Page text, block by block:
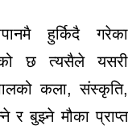
हुर्किदै गरेका
छ त्यसैले यसरी
कला, संस्कृति,
र बुझ्ने मौका प्राप्त